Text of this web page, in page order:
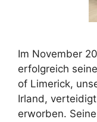
Im November
erfolgreich
of Limerick,
Irland,
erworben.